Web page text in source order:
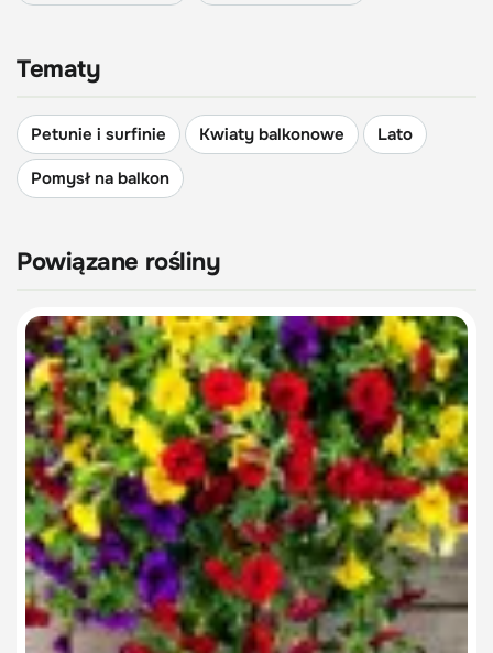
Tematy
Petunie i surfinie Kwiaty balkonowe
Lato
Pomysł na balkon
Powiązane rośliny